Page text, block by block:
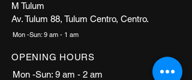
M Tulum
Av. Tulum 88, Tulum Centro, Centro.
Mon -Sun: 9 am - 1 am
OPENING HOURS
Mon -Sun: 9 am - 2 am